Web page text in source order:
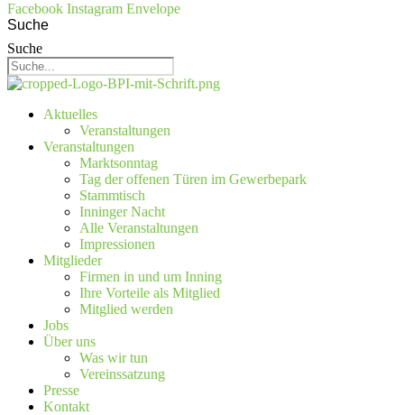
Facebook Instagram Envelope
Suche
Suche
Aktuelles
Veranstaltungen
Veranstaltungen
Marktsonntag
Tag der offenen Türen im Gewerbepark
Stammtisch
Inninger Nacht
Alle Veranstaltungen
Impressionen
Mitglieder
Firmen in und um Inning
Ihre Vorteile als Mitglied
Mitglied werden
Jobs
Über uns
Was wir tun
Vereinssatzung
Presse
Kontakt